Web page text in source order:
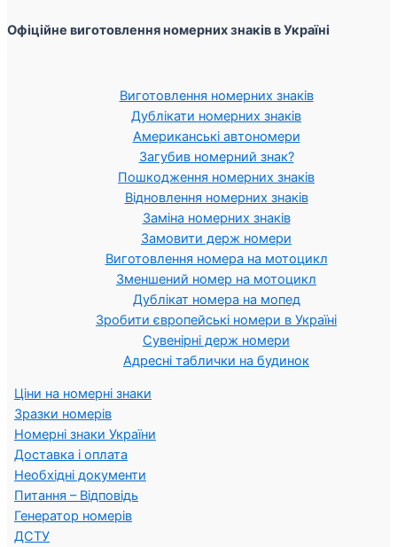
Офіційне виготовлення номерних знаків в Україні
Виготовлення номерних знаків
Дублікати номерних знаків
Американські автономери
Загубив номерний знак?
Пошкодження номерних знаків
Відновлення номерних знаків
Заміна номерних знаків
Замовити держ номери
Виготовлення номера на мотоцикл
Зменшений номер на мотоцикл
Дублікат номера на мопед
Зробити європейські номери в Україні
Сувенірні держ номери
Адресні таблички на будинок
Ціни на номерні знаки
Зразки номерів
Номерні знаки України
Доставка і оплата
Необхідні документи
Питання – Відповідь
Генератор номерів
ДСТУ